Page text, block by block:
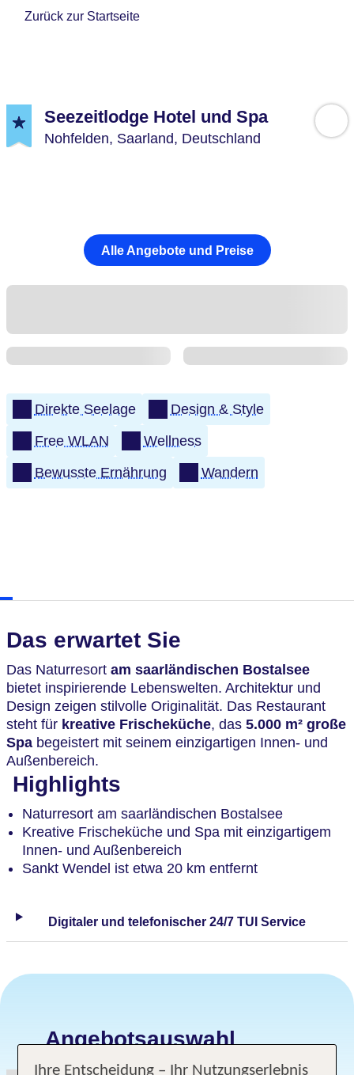
Zurück zur Startseite
Seezeitlodge Hotel und Spa
Nohfelden, Saarland, Deutschland
Alle Angebote und Preise
Direkte Seelage
Design & Style
Free WLAN
Wellness
Bewusste Ernährung
Wandern
Das erwartet Sie
Das Naturresort am saarländischen Bostalsee
bietet inspirierende Lebenswelten. Architektur und
Design zeigen stilvolle Originalität. Das Restaurant
steht für kreative Frischeküche, das 5.000 m² große
Spa begeistert mit seinem einzigartigen Innen- und
Außenbereich.
Highlights
Naturresort am saarländischen Bostalsee
Kreative Frischeküche und Spa mit einzigartigem
Innen- und Außenbereich
Sankt Wendel ist etwa 20 km entfernt
Digitaler und telefonischer 24/7 TUI Service
Angebotsauswahl
Ihre Entscheidung – Ihr Nutzungserlebnis